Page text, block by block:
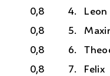
0,8 4.
Leon
0,8 5.
0,8 6.
0,8 7.
Felix